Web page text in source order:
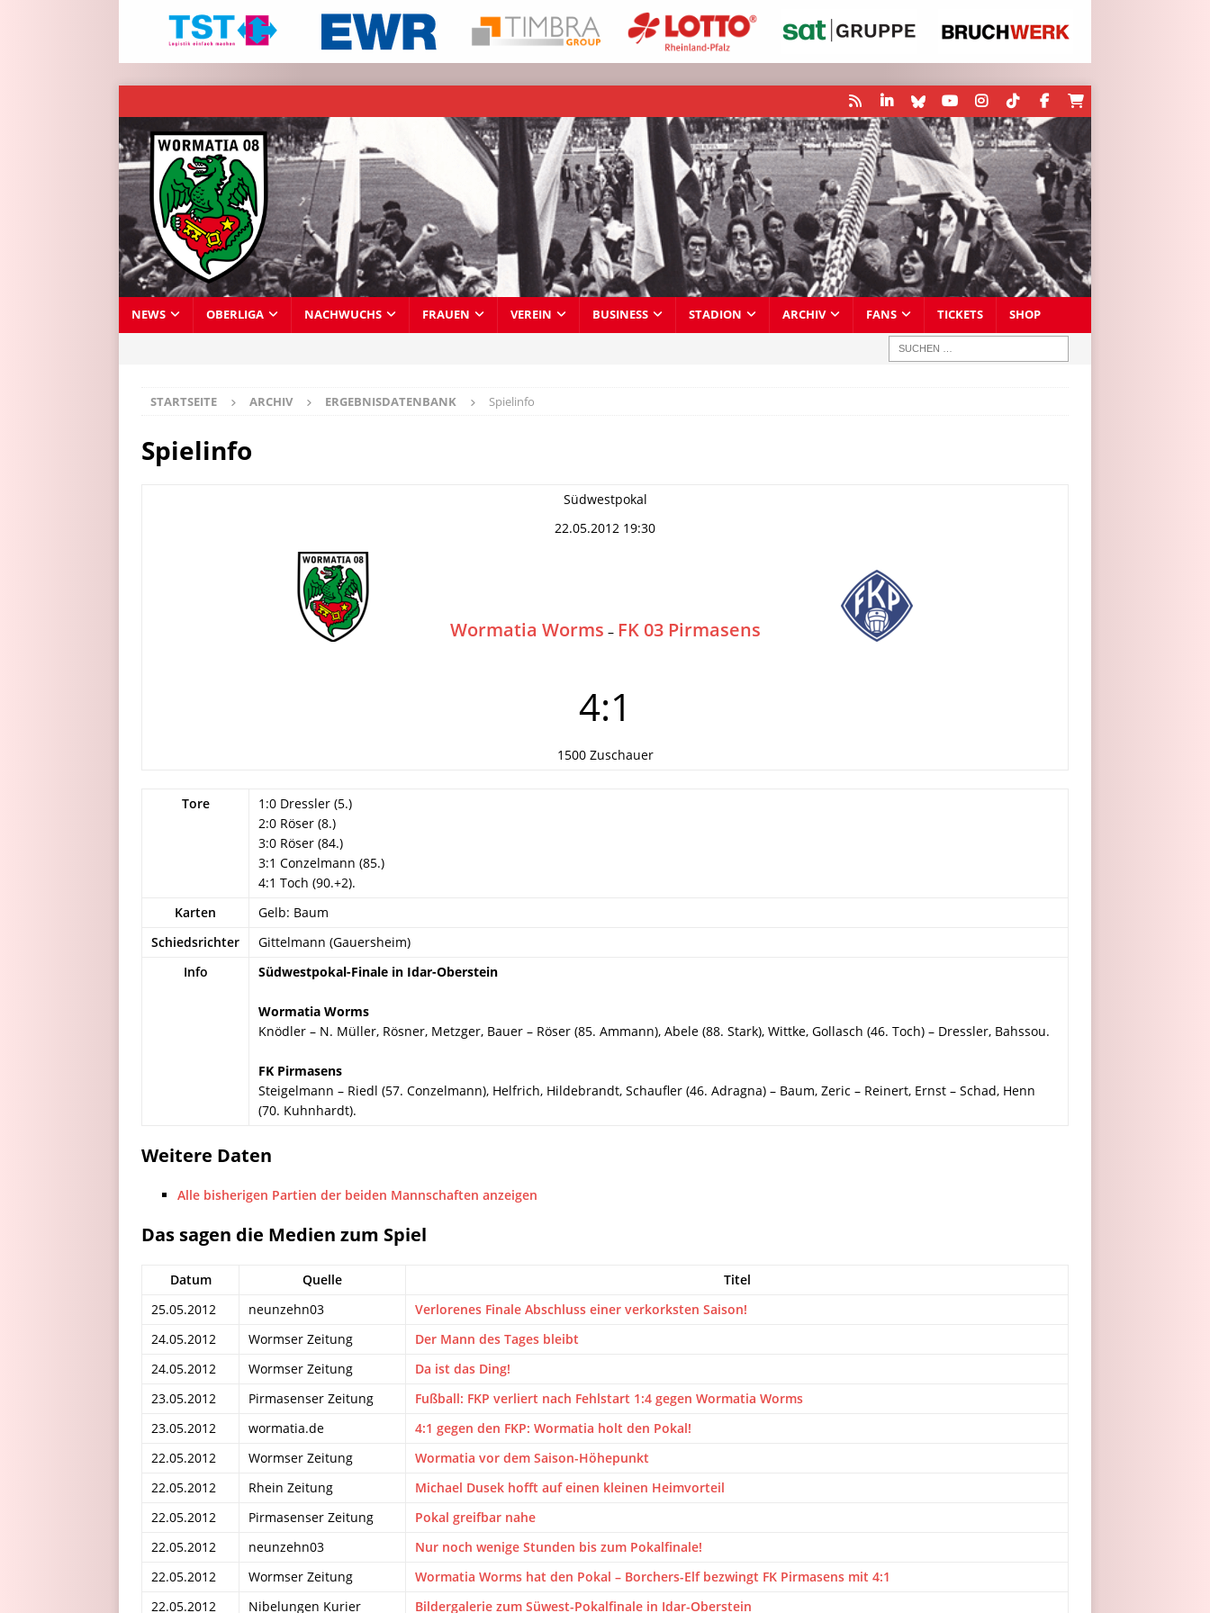
NEWS OBERLIGA NACHWUCHS FRAUEN VEREIN BUSINESS STADION ARCHIV FANS TICKETS SHOP
STARTSEITE ARCHIV ERGEBNISDATENBANK Spielinfo
Spielinfo
Südwestpokal
22.05.2012 19:30
Wormatia Worms – FK 03 Pirmasens
4:1
1500 Zuschauer
Tore
1:0 Dressler (5.)
2:0 Röser (8.)
3:0 Röser (84.)
3:1 Conzelmann (85.)
4:1 Toch (90.+2).
Karten
Gelb: Baum
Schiedsrichter
Gittelmann (Gauersheim)
Info
Südwestpokal-Finale in Idar-Oberstein
Wormatia Worms
Knödler – N. Müller, Rösner, Metzger, Bauer – Röser (85. Ammann), Abele (88. Stark), Wittke, Gollasch (46. Toch) – Dressler, Bahssou.
FK Pirmasens
Steigelmann – Riedl (57. Conzelmann), Helfrich, Hildebrandt, Schaufler (46. Adragna) – Baum, Zeric – Reinert, Ernst – Schad, Henn
(70. Kuhnhardt).
Weitere Daten
Alle bisherigen Partien der beiden Mannschaften anzeigen
Das sagen die Medien zum Spiel
Datum Quelle
Titel
25.05.2012
neunzehn03
Verlorenes Finale Abschluss einer verkorksten Saison!
24.05.2012
Wormser Zeitung
Der Mann des Tages bleibt
24.05.2012
Wormser Zeitung
Da ist das Ding!
23.05.2012
Pirmasenser Zeitung
Fußball: FKP verliert nach Fehlstart 1:4 gegen Wormatia Worms
23.05.2012
wormatia.de
4:1 gegen den FKP: Wormatia holt den Pokal!
22.05.2012
Wormser Zeitung
Wormatia vor dem Saison-Höhepunkt
22.05.2012
Rhein Zeitung
Michael Dusek hofft auf einen kleinen Heimvorteil
22.05.2012
Pirmasenser Zeitung
Pokal greifbar nahe
22.05.2012
neunzehn03
Nur noch wenige Stunden bis zum Pokalfinale!
22.05.2012
Wormser Zeitung
Wormatia Worms hat den Pokal – Borchers-Elf bezwingt FK Pirmasens mit 4:1
22.05.2012
Nibelungen Kurier Bildergalerie zum Süwest-Pokalfinale in Idar-Oberstein